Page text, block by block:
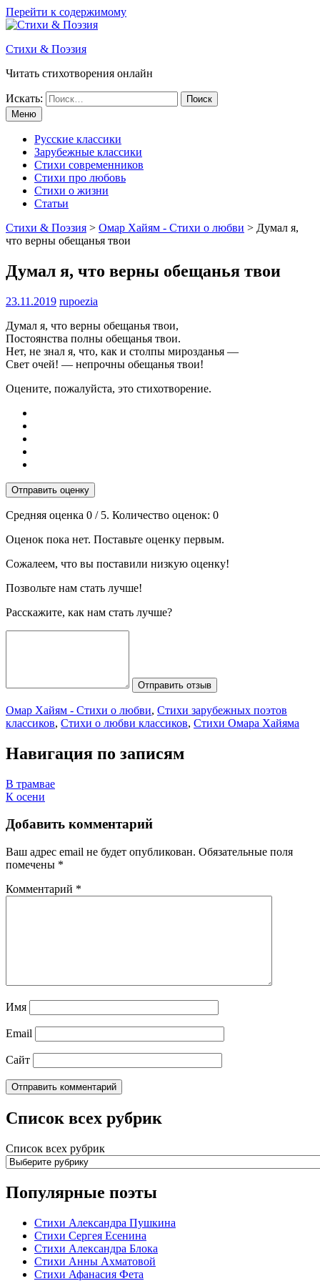
Перейти к содержимому
Стихи & Поэзия
Читать стихотворения онлайн
Искать:
Меню
Русские классики
Зарубежные классики
Стихи современников
Стихи про любовь
Стихи о жизни
Статьи
Стихи & Поэзия > Омар Хайям - Стихи о любви > Думал я,
что верны обещанья твои
Думал я, что верны обещанья твои
23.11.2019 rupoezia
Думал я, что верны обещанья твои,
Постоянства полны обещанья твои.
Нет, не знал я, что, как и столпы мирозданья —
Свет очей! — непрочны обещанья твои!
Оцените, пожалуйста, это стихотворение.
Отправить оценку
Средняя оценка 0 / 5. Количество оценок: 0
Оценок пока нет. Поставьте оценку первым.
Сожалеем, что вы поставили низкую оценку!
Позвольте нам стать лучше!
Расскажите, как нам стать лучше?
Отправить отзыв
Омар Хайям - Стихи о любви, Стихи зарубежных поэтов
классиков, Стихи о любви классиков, Стихи Омара Хайяма
Навигация по записям
В трамвае
К осени
Добавить комментарий
Ваш адрес email не будет опубликован. Обязательные поля
помечены *
Комментарий *
Имя
Email
Сайт
Список всех рубрик
Список всех рубрик
Популярные поэты
Стихи Александра Пушкина
Стихи Сергея Есенина
Стихи Александра Блока
Стихи Анны Ахматовой
Стихи Афанасия Фета